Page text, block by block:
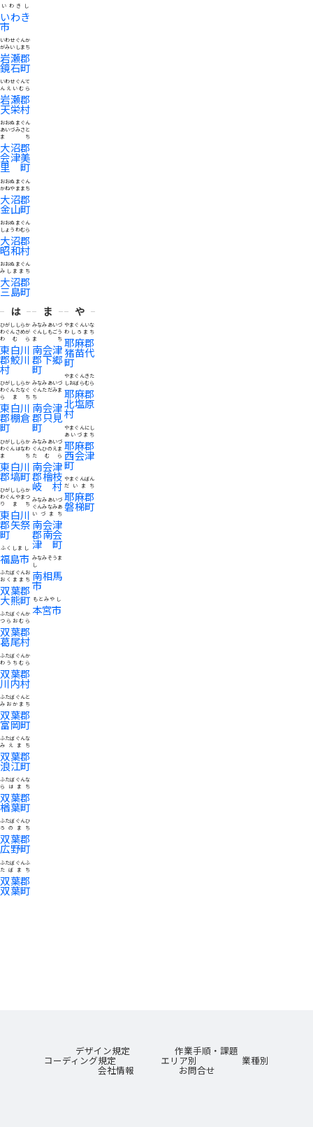
いわき
市
いわきし
岩瀬郡
鏡石町
いわせぐんか
がみいしまち
岩瀬郡
天栄村
いわせぐんて
んえいむら
大沼郡
会津美
里町
おおぬまぐん
あいづみさと
まち
大沼郡
金山町
おおぬまぐん
かねやままち
大沼郡
昭和村
おおぬまぐん
しょうわむら
大沼郡
三島町
おおぬまぐん
みしままち
は
東白川
郡鮫川
村
ひがししらか
わぐんさめが
わむら
東白川
郡棚倉
町
ひがししらか
わぐんたなぐ
らまち
東白川
郡塙町
ひがししらか
わぐんはなわ
まち
東白川
郡矢祭
町
ひがししらか
わぐんやまつ
りまち
福島市
ふくしまし
双葉郡
大熊町
ふたばぐんお
おくままち
双葉郡
葛尾村
ふたばぐんか
つらおむら
双葉郡
川内村
ふたばぐんか
わうちむら
双葉郡
富岡町
ふたばぐんと
みおかまち
双葉郡
浪江町
ふたばぐんな
みえまち
双葉郡
楢葉町
ふたばぐんな
らはまち
双葉郡
広野町
ふたばぐんひ
ろのまち
双葉郡
双葉町
ふたばぐんふ
たばまち
ま
南会津
郡下郷
町
みなみあいづ
ぐんしもごう
まち
南会津
郡只見
町
みなみあいづ
ぐんただみま
ち
南会津
郡檜枝
岐村
みなみあいづ
ぐんひのえま
たむら
南会津
郡南会
津町
みなみあいづ
ぐんみなみあ
いづまち
南相馬
市
みなみそうま
し
本宮市
もとみやし
や
耶麻郡
猪苗代
町
やまぐんいな
わしろまち
耶麻郡
北塩原
村
やまぐんきた
しおばらむら
耶麻郡
西会津
町
やまぐんにし
あいづまち
耶麻郡
磐梯町
やまぐんばん
だいまち
デザイン規定 作業手順・課題
コーディング規定 エリア別 業種別
会社情報 お問合せ